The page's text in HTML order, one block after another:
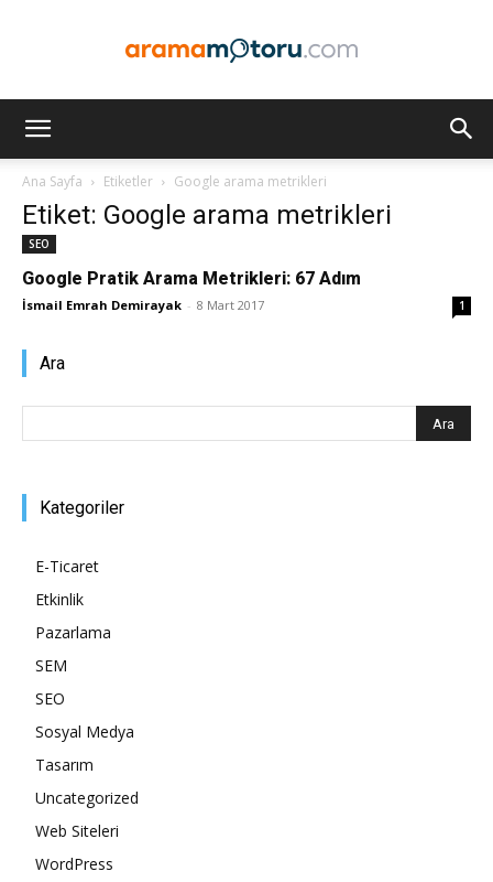
Ana Sayfa Etiketler Google arama metrikleri
Etiket: Google arama metrikleri
SEO
Google Pratik Arama Metrikleri: 67 Adım
İsmail Emrah Demirayak - 8 Mart 2017 1
Ara
Kategoriler
E-Ticaret
Etkinlik
Pazarlama
SEM
SEO
Sosyal Medya
Tasarım
Uncategorized
Web Siteleri
WordPress